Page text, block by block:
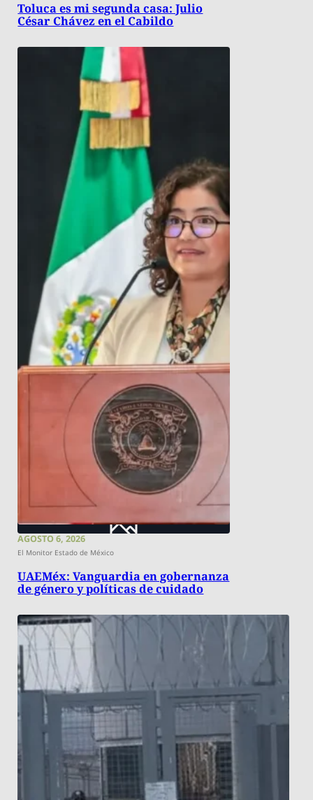
Toluca es mi segunda casa: Julio
César Chávez en el Cabildo
AGOSTO 6, 2026
El Monitor Estado de México
UAEMéx: Vanguardia en gobernanza
de género y políticas de cuidado